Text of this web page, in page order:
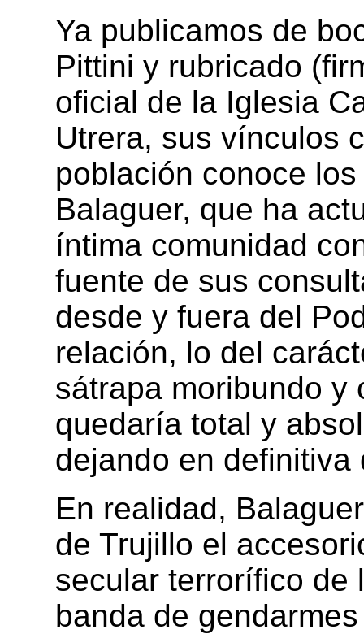
Ya publicamos de
Pittini y rubricado
oficial de la Iglesia
Utrera, sus vínculos
población conoce
Balaguer, que ha
íntima comunidad
fuente de sus
desde y fuera del
relación, lo del
sátrapa moribundo y
quedaría total y
dejando en
En realidad,
de Trujillo el
secular terrorífico de
banda de